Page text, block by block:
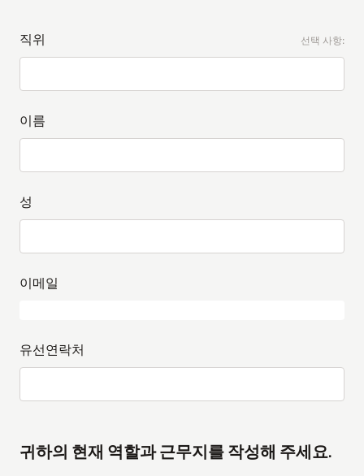
직위 선택 사항:
이름
성
이메일
유선연락처
귀하의 현재 역할과 근무지를 작성해 주세요.